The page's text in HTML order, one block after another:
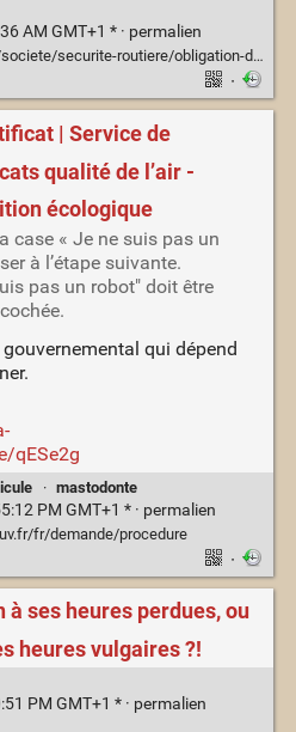
AM GMT+1 * · permalien
va-decourager-un-tas-de-nos-concitoyens-redoute-la-federation-des-usagers-de-la-bicyclette_4914399.html
·
| Service de
qualité de l’air -
écologique
case « Je ne suis pas un
à l’étape suivante.
pas un robot" doit être
qui dépend
qESe2g
· mastodonte
PM GMT+1 * · permalien
fr/demande/procedure
·
à ses heures perdues, ou
heures vulgaires ?!
PM GMT+1 * · permalien